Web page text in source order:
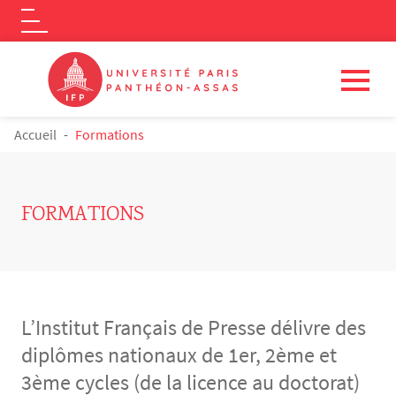
Aller au contenu principal
Logo
FIL D'ARIANE
Accueil Formations
FORMATIONS
L’Institut Français de Presse délivre des
diplômes nationaux de 1er, 2ème et
3ème cycles (de la licence au doctorat)